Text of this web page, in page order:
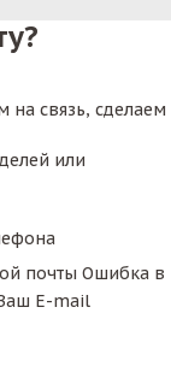
на связь, сделаем
или
почты Ошибка в
E-mail